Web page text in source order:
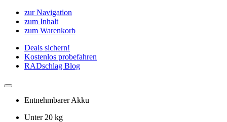
zur Navigation
zum Inhalt
zum Warenkorb
Deals sichern!
Kostenlos probefahren
RADschlag Blog
Entnehmbarer Akku
Unter 20 kg